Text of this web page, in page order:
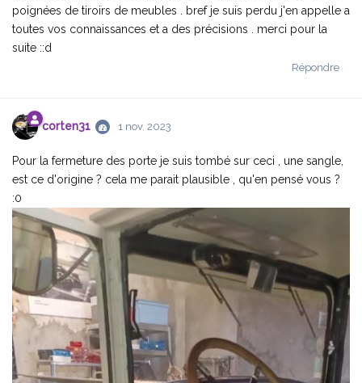
poignées de tiroirs de meubles . bref je suis perdu j'en appelle a
toutes vos connaissances et a des précisions . merci pour la
suite ::d
Répondre
corten31 1 nov. 2023
Pour la fermeture des porte je suis tombé sur ceci , une sangle,
est ce d'origine ? cela me parait plausible , qu'en pensé vous ?
:0